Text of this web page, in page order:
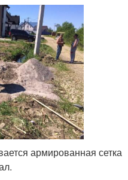
армированная сетка